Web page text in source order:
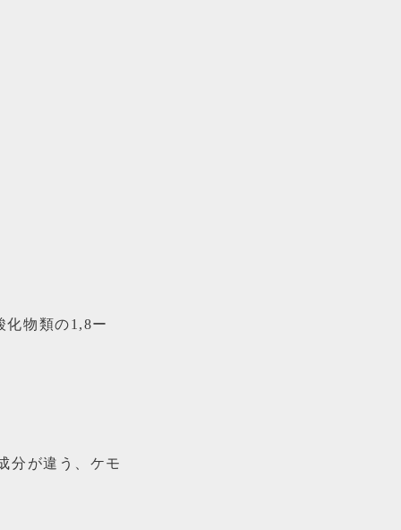
化物類の1,8ー
分が違う、ケモ